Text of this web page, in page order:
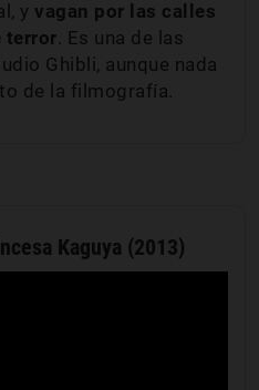
y vagan por las calles
terror. Es una de las
Ghibli, aunque nada
de la filmografía.
Kaguya (2013)